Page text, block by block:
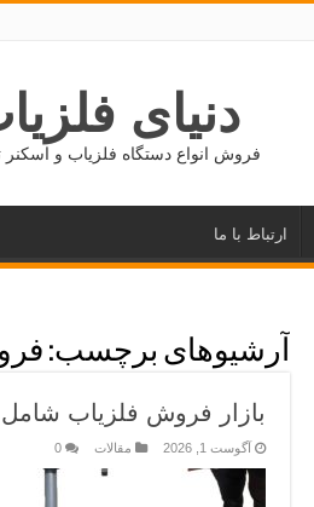
دنیای
فروش انواع دستگاه فلزیاب و
ارتباط با ما
آرشیوهای برچسب:
بازار فروش فلزیاب
آگوست 1, 2026 مقالات 0